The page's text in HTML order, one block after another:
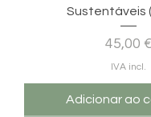
Sustentáveis
Preço
45,00 €
IVA incl.
Adicionar ao